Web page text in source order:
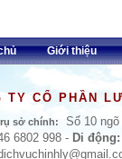
Giới thiệu
TY CỔ PHẦN
sở chính:
Số 10
6802 998 - Di động: